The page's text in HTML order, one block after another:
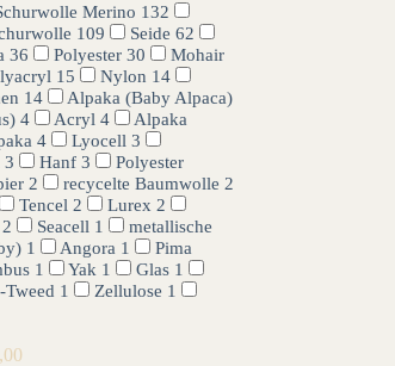
Merino 132
109 Seide 62
36 Polyester 30
Mohair
15 Nylon 14
14
Alpaka (Baby Alpaca)
4 Acryl 4
Alpaka
4 Lyocell 3
3 Hanf 3
Polyester
2 recycelte Baumwolle 2
Tencel 2 Lurex 2
2 Seacell 1
metallische
1 Angora 1
Pima
1 Yak 1 Glas 1
1 Zellulose 1